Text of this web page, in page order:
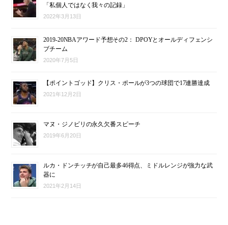
「私個人ではなく我々の記録」
2022年3月13日
2019-20NBAアワード予想その2： DPOYとオールディフェンシ
ブチーム
2020年7月5日
【ポイントゴッド】クリス・ポールが3つの球団で17連勝達成
2021年12月2日
マヌ・ジノビリの永久欠番スピーチ
2019年6月20日
ルカ・ドンチッチが自己最多46得点、ミドルレンジが強力な武
器に
2021年2月14日